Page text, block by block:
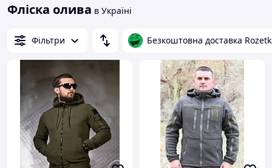
Фліска олива в Україні
Фільтри Безкоштовна доставка